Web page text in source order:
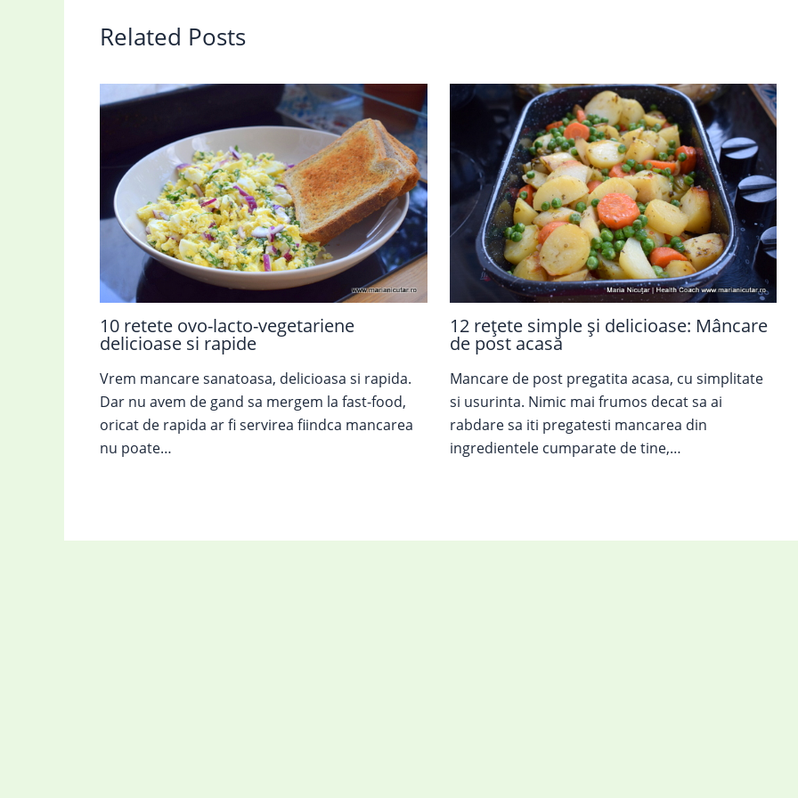
Related Posts
10 retete ovo-lacto-vegetariene
delicioase si rapide
Vrem mancare sanatoasa, delicioasa si rapida.
Dar nu avem de gand sa mergem la fast-food,
oricat de rapida ar fi servirea fiindca mancarea
nu poate…
12 rețete simple și delicioase: Mâncare
de post acasă
Mancare de post pregatita acasa, cu simplitate
si usurinta. Nimic mai frumos decat sa ai
rabdare sa iti pregatesti mancarea din
ingredientele cumparate de tine,…